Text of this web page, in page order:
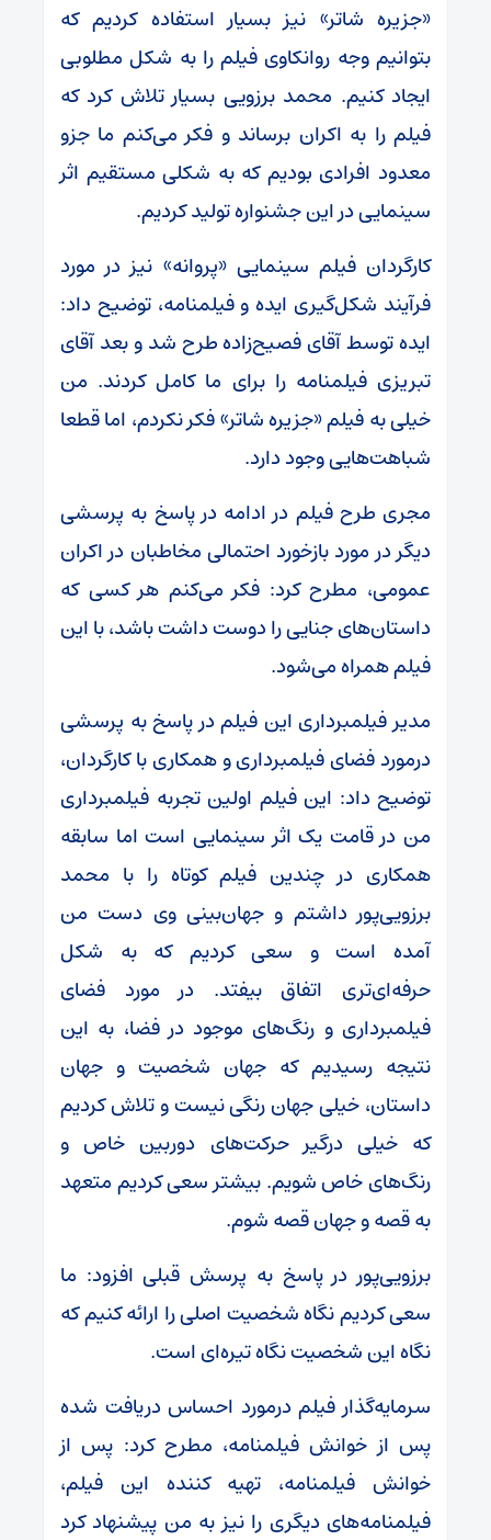
«جزیره شاتر» نیز بسیار استفاده کردیم که
بتوانیم وجه روانکاوی فیلم را به شکل مطلوبی
ایجاد کنیم. محمد برزویی بسیار تلاش کرد که
فیلم را به اکران برساند و فکر می‌کنم ما جزو
معدود افرادی بودیم که به شکلی مستقیم اثر
سینمایی در این جشنواره تولید کردیم.
کارگردان فیلم سینمایی «پروانه» نیز در مورد
فرآیند شکل‌گیری ایده و فیلمنامه، توضیح داد:
ایده توسط آقای فصیح‌زاده طرح شد و بعد آقای
تبریزی فیلمنامه را برای ما کامل کردند. من
خیلی به فیلم «جزیره شاتر» فکر نکردم، اما قطعا
شباهت‌هایی وجود دارد.
مجری طرح فیلم در ادامه در پاسخ به پرسشی
دیگر در مورد بازخورد احتمالی مخاطبان در اکران
عمومی، مطرح کرد: فکر می‌کنم هر کسی که
داستان‌های جنایی را دوست داشت باشد، با این
فیلم همراه می‌شود.
مدیر فیلمبرداری این فیلم در پاسخ به پرسشی
درمورد فضای فیلمبرداری و همکاری با کارگردان،
توضیح داد: این فیلم اولین تجربه فیلمبرداری
من در قامت یک اثر سینمایی است اما سابقه
همکاری در چندین فیلم کوتاه را با محمد
برزویی‌پور داشتم و جهان‌بینی وی دست من
آمده است و سعی کردیم که به شکل
حرفه‌ای‌تری اتفاق بیفتد. در مورد فضای
فیلمبرداری و رنگ‌های موجود در فضا، به این
نتیجه رسیدیم که جهان شخصیت و جهان
داستان، خیلی جهان رنگی نیست و تلاش کردیم
که خیلی درگیر حرکت‌های دوربین خاص و
رنگ‌های خاص شویم. بیشتر سعی کردیم متعهد
به قصه و جهان قصه شوم.
برزویی‌پور در پاسخ به پرسش قبلی افزود: ما
سعی کردیم نگاه شخصیت اصلی را ارائه کنیم که
نگاه این شخصیت نگاه تیره‌ای است.
سرمایه‌گذار فیلم درمورد احساس دریافت شده
پس از خوانش فیلمنامه، مطرح کرد: پس از
خوانش فیلمنامه، تهیه کننده این فیلم،
فیلمنامه‌های دیگری را نیز به من پیشنهاد کرد